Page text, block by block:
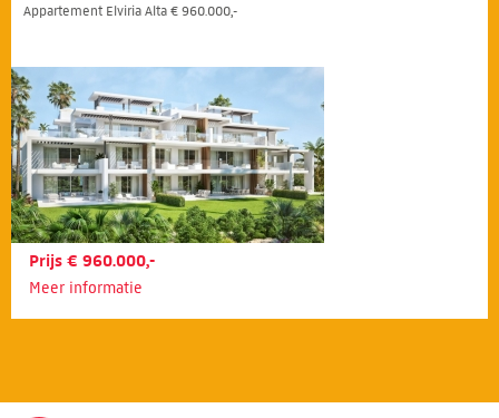
Appartement Elviria Alta € 960.000,-
Prijs € 960.000,-
Meer informatie